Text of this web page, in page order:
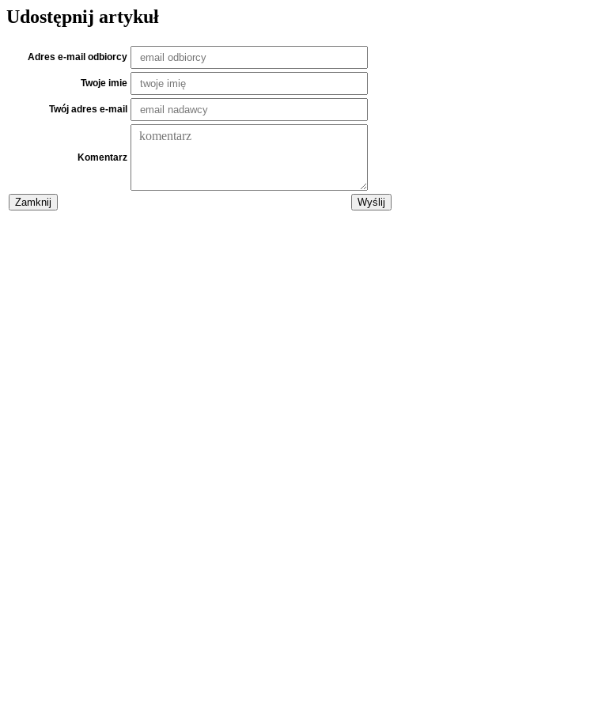
Udostępnij artykuł
Adres e-mail odbiorcy
Twoje imie
Twój adres e-mail
Komentarz